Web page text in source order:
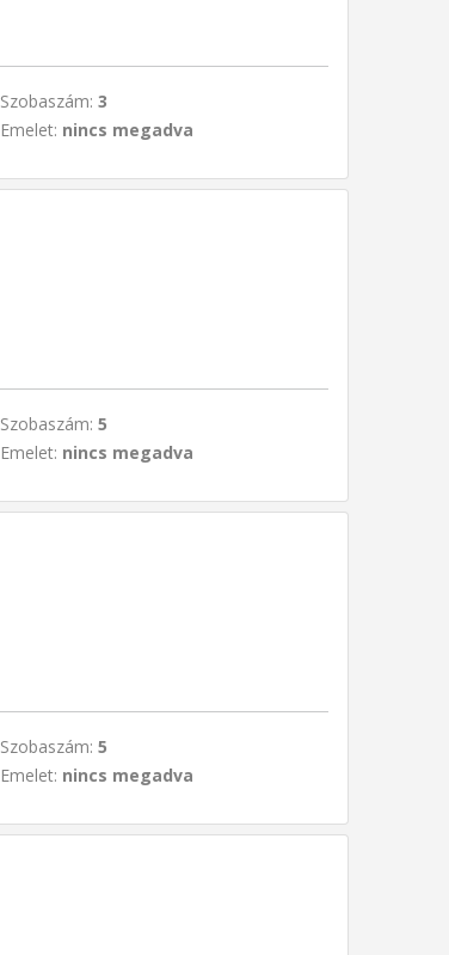
Szobaszám: 3
Emelet: nincs megadva
Szobaszám: 5
Emelet: nincs megadva
Szobaszám: 5
Emelet: nincs megadva